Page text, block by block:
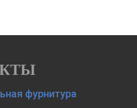
фурнитура